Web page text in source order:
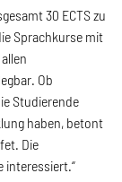
30 ECTS zu
Sprachkurse mit
Ob
Studierende
haben, betont
Die
interessiert.“